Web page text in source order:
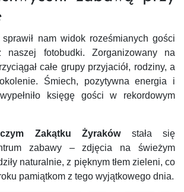
nam widok roześmianych gości
naszej fotobudki. Zorganizowany na
całe grupy przyjaciół, rodziny, a
Śmiech, pozytywna energia i
księgę gości w rekordowym
Zakątku Żyrakówstała się
zabawy – zdjęcia na świeżym
naturalnie, z pięknym tłem zieleni, co
pamiątkom z tego wyjątkowego dnia.